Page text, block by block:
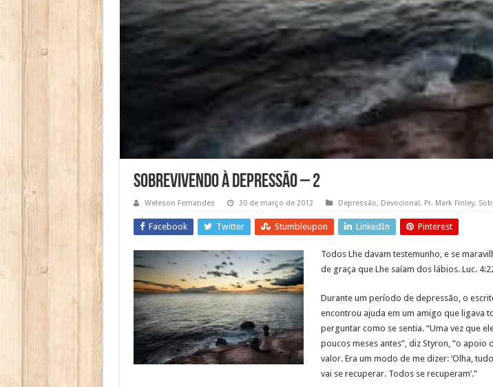
Sobrevivendo à depressão – 2
Weleson Fernandes 30 de março de 2012 Depressão, Devocional, Pr. Mark Finley,
Facebook Twitter Stumbleupon LinkedIn Pinterest
Todos Lhe davam testemunho, e se
de graça que Lhe saíam dos lábios. Luc.
Durante um período de depressão, o
encontrou ajuda em um amigo que ligava
perguntar como se sentia. “Uma vez que
poucos meses antes”, diz Styron, “o apoio
valor. Era um modo de me dizer: ‘Olha,
vai se recuperar. Todos se recuperam’.”